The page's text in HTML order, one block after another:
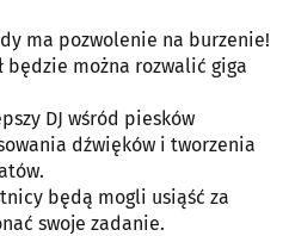
ma pozwolenie na burzenie!
będzie można rozwalić giga
DJ wśród piesków
dźwięków i tworzenia
będą mogli usiąść za
swoje zadanie.